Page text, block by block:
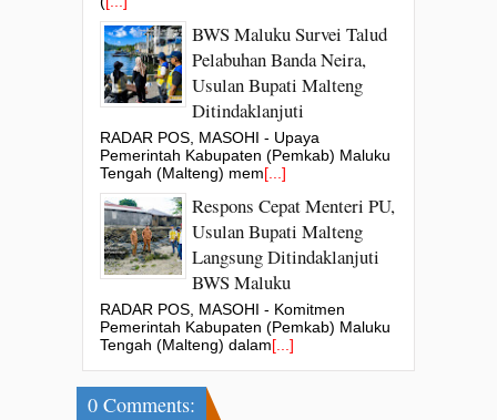
BWS Maluku Survei Talud
Pelabuhan Banda Neira,
Usulan Bupati Malteng
Ditindaklanjuti
RADAR POS, MASOHI - Upaya
Pemerintah Kabupaten (Pemkab) Maluku
Tengah (Malteng) mem[...]
Respons Cepat Menteri PU,
Usulan Bupati Malteng
Langsung Ditindaklanjuti
BWS Maluku
RADAR POS, MASOHI - Komitmen
Pemerintah Kabupaten (Pemkab) Maluku
Tengah (Malteng) dalam[...]
0 Comments: